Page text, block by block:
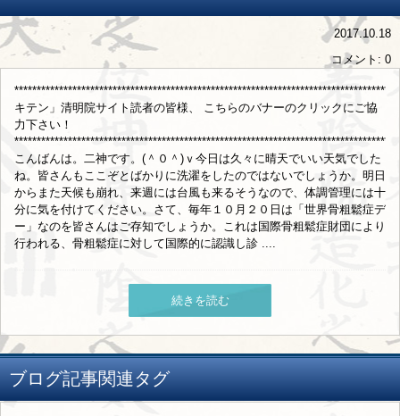
2017.10.18
コメント: 0
キテン」清明院サイト読者の皆様、 こちらのバナーのクリックにご協
力下さい！
こんばんは。二神です。(＾０＾)ｖ今日は久々に晴天でいい天気でした
ね。皆さんもここぞとばかりに洗濯をしたのではないでしょうか。明日
からまた天候も崩れ、来週には台風も来るそうなので、体調管理には十
分に気を付けてください。さて、毎年１０月２０日は「世界骨粗鬆症デ
ー」なのを皆さんはご存知でしょうか。これは国際骨粗鬆症財団により
行われる、骨粗鬆症に対して国際的に認識し診 ....
続きを読む
ブログ記事関連タグ